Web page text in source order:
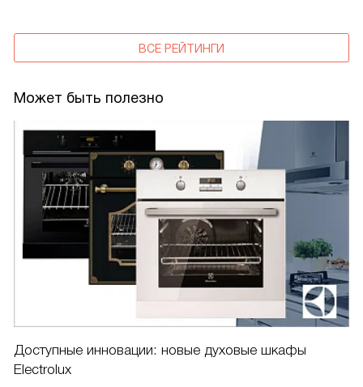
ВСЕ РЕЙТИНГИ
Может быть полезно
Доступные инновации: новые духовые шкафы
Electrolux